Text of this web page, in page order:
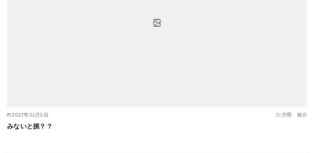
2017年11月1日 片岡 裕介
みないと損？？